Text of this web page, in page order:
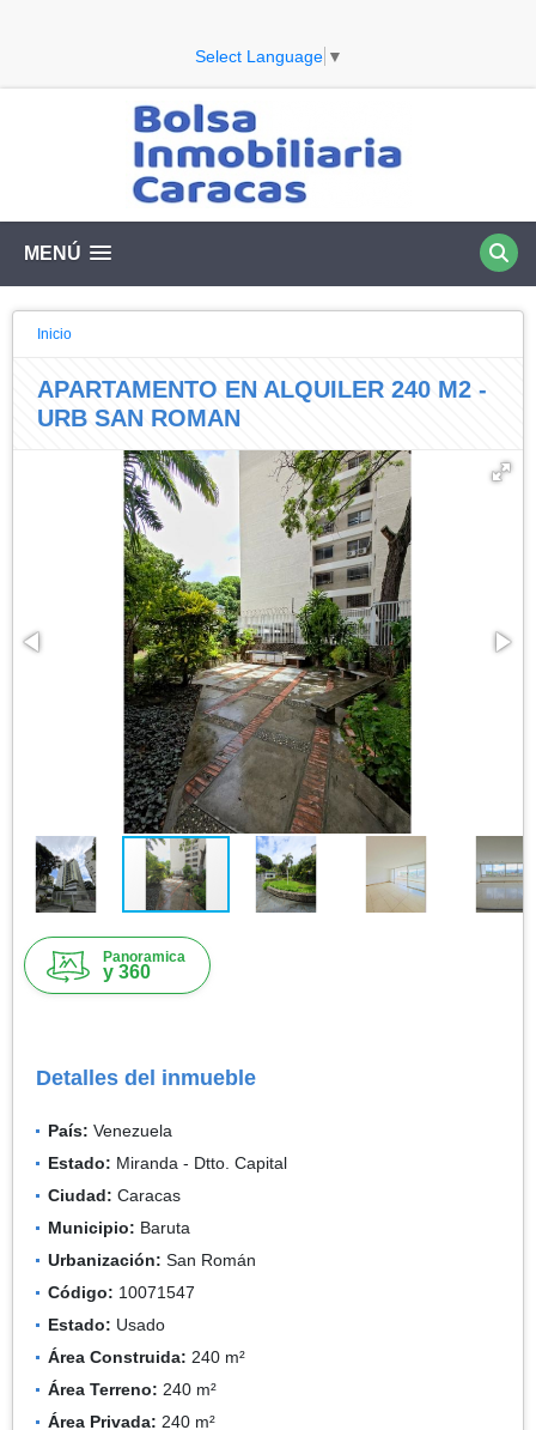
Select Language ▼
MENÚ
Inicio
APARTAMENTO EN ALQUILER 240 M2 -
URB SAN ROMAN
Panoramica
y 360
Detalles del inmueble
País: Venezuela
Estado: Miranda - Dtto. Capital
Ciudad: Caracas
Municipio: Baruta
Urbanización: San Román
Código: 10071547
Estado: Usado
Área Construida: 240 m²
Área Terreno: 240 m²
Área Privada: 240 m²